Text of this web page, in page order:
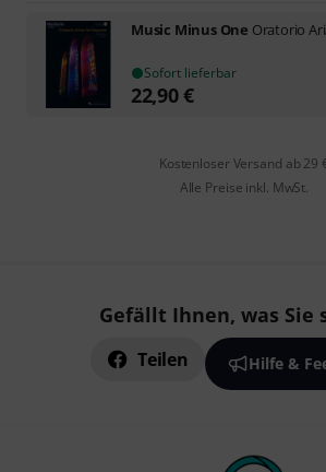
Music Minus One Oratorio
Sofort lieferbar
22,90€
Kostenloser Versand ab 29
Alle Preise inkl. MwSt.
Gefällt Ihnen, was Sie
Teilen Hilfe &